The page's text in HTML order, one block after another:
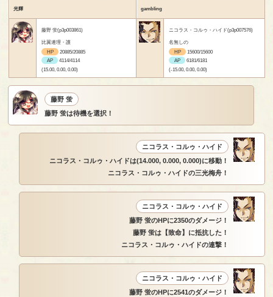
光輝 gambling
藤野 蛍(p3p003861)
比翼連理・護
HP
20885/20885
AP
4114/4114
(15.00, 0.00, 0.00)
ニコラス・コルゥ・ハイド(p3p007576)
名無しの
HP
15600/15600
AP
6181/6181
(-15.00, 0.00, 0.00)
藤野 蛍
藤野 蛍は待機を選択！
ニコラス・コルゥ・ハイド
ニコラス・コルゥ・ハイドは(14.000, 0.000, 0.000)に移動！
ニコラス・コルゥ・ハイドの三光梅舟！
ニコラス・コルゥ・ハイド
藤野 蛍のHPに2350のダメージ！
藤野 蛍は【致命】に抵抗した！
ニコラス・コルゥ・ハイドの連撃！
ニコラス・コルゥ・ハイド
藤野 蛍のHPに2541のダメージ！